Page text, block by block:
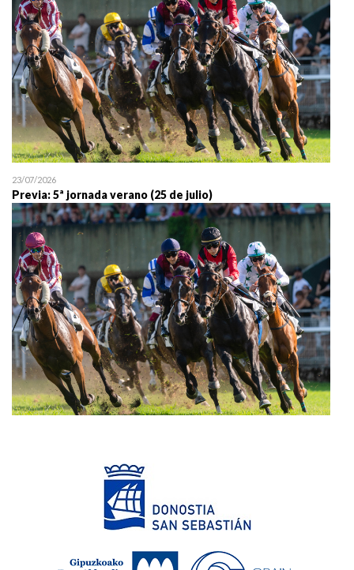
23/07/2026
Previa: 5ª jornada verano (25 de julio)